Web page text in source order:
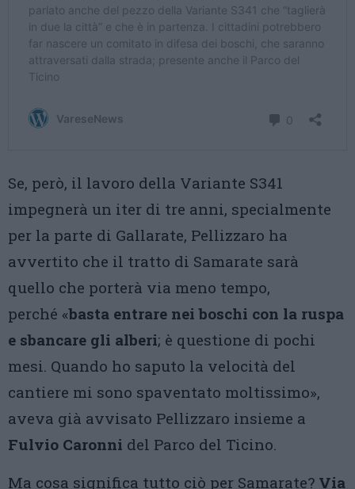
Se, però, il lavoro della Variante S341
impegnerà un iter di tre anni, specialmente
per la parte di Gallarate, Pellizzaro ha
avvertito che il tratto di Samarate sarà
quello che porterà via meno tempo,
perché «basta entrare nei boschi con la ruspa
e sbancare gli alberi; è questione di pochi
mesi. Quando ho saputo la velocità del
cantiere mi sono spaventato moltissimo»,
aveva già avvisato Pellizzaro insieme a
Fulvio Caronni del Parco del Ticino.
Ma cosa significa tutto ciò per Samarate? Via